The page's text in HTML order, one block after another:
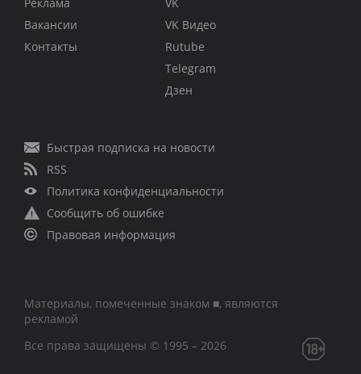
Вакансии
Контакты
VK Видео
Rutube
Telegram
Дзен
Быстрая подписка на новости
RSS
Политика конфиденциальности
Сообщить об ошибке
Правовая информация
Материалы, помеченные знаком ■, являются
рекламой
Все права защищены © 1995 – 2026